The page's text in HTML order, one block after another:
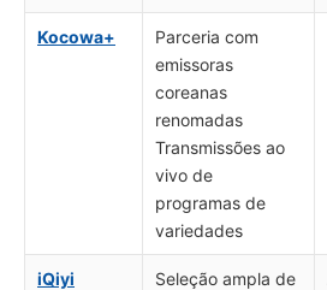
Kocowa+
Parceria com
emissoras
coreanas
renomadas
Transmissões ao
vivo de
programas de
variedades
iQiyi
Seleção ampla de